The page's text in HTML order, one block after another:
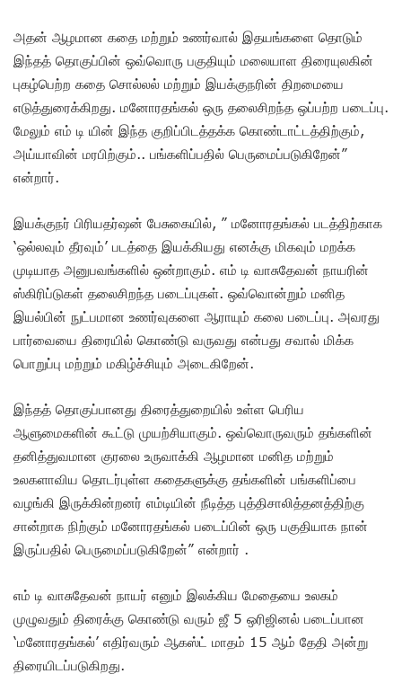
அதன் ஆழமான கதை மற்றும் உணர்வால் இதயங்களை தொடும்
இந்தத் தொகுப்பின் ஒவ்வொரு பகுதியும் மலையாள திரையுலகின்
புகழ்பெற்ற கதை சொல்லல் மற்றும் இயக்குநரின் திறமையை
எடுத்துரைக்கிறது. மனோரதங்கல் ஒரு தலைசிறந்த ஒப்பற்ற படைப்பு.
மேலும் எம் டி யின் இந்த குறிப்பிடத்தக்க கொண்டாட்டத்திற்கும்,
அய்யாவின் மரபிற்கும்.. பங்களிப்பதில் பெருமைப்படுகிறேன்”
என்றார்.
இயக்குநர் பிரியதர்ஷன் பேசுகையில், ” மனோரதங்கல் படத்திற்காக
‘ஒல்லவும் தீரவும்’ படத்தை இயக்கியது எனக்கு மிகவும் மறக்க
முடியாத அனுபவங்களில் ஒன்றாகும். எம் டி வாசுதேவன் நாயரின்
ஸ்கிரிப்டுகள் தலைசிறந்த படைப்புகள். ஒவ்வொன்றும் மனித
இயல்பின் நுட்பமான உணர்வுகளை ஆராயும் கலை படைப்பு. அவரது
பார்வையை திரையில் கொண்டு வருவது என்பது சவால் மிக்க
பொறுப்பு மற்றும் மகிழ்ச்சியும் அடைகிறேன்.
இந்தத் தொகுப்பானது திரைத்துறையில் உள்ள பெரிய
ஆளுமைகளின் கூட்டு முயற்சியாகும். ஒவ்வொருவரும் தங்களின்
தனித்துவமான குரலை உருவாக்கி ஆழமான மனித மற்றும்
உலகளாவிய தொடர்புள்ள கதைகளுக்கு தங்களின் பங்களிப்பை
வழங்கி இருக்கின்றனர் எம்டியின் நீடித்த புத்திசாலித்தனத்திற்கு
சான்றாக நிற்கும் மனோரதங்கல் படைப்பின் ஒரு பகுதியாக நான்
இருப்பதில் பெருமைப்படுகிறேன்” என்றார் .
எம் டி வாசுதேவன் நாயர் எனும் இலக்கிய மேதையை உலகம்
முழுவதும் திரைக்கு கொண்டு வரும் ஜீ 5 ஒரிஜினல் படைப்பான
‘மனோரதங்கல்’ எதிர்வரும் ஆகஸ்ட் மாதம் 15 ஆம் தேதி அன்று
திரையிடப்படுகிறது.